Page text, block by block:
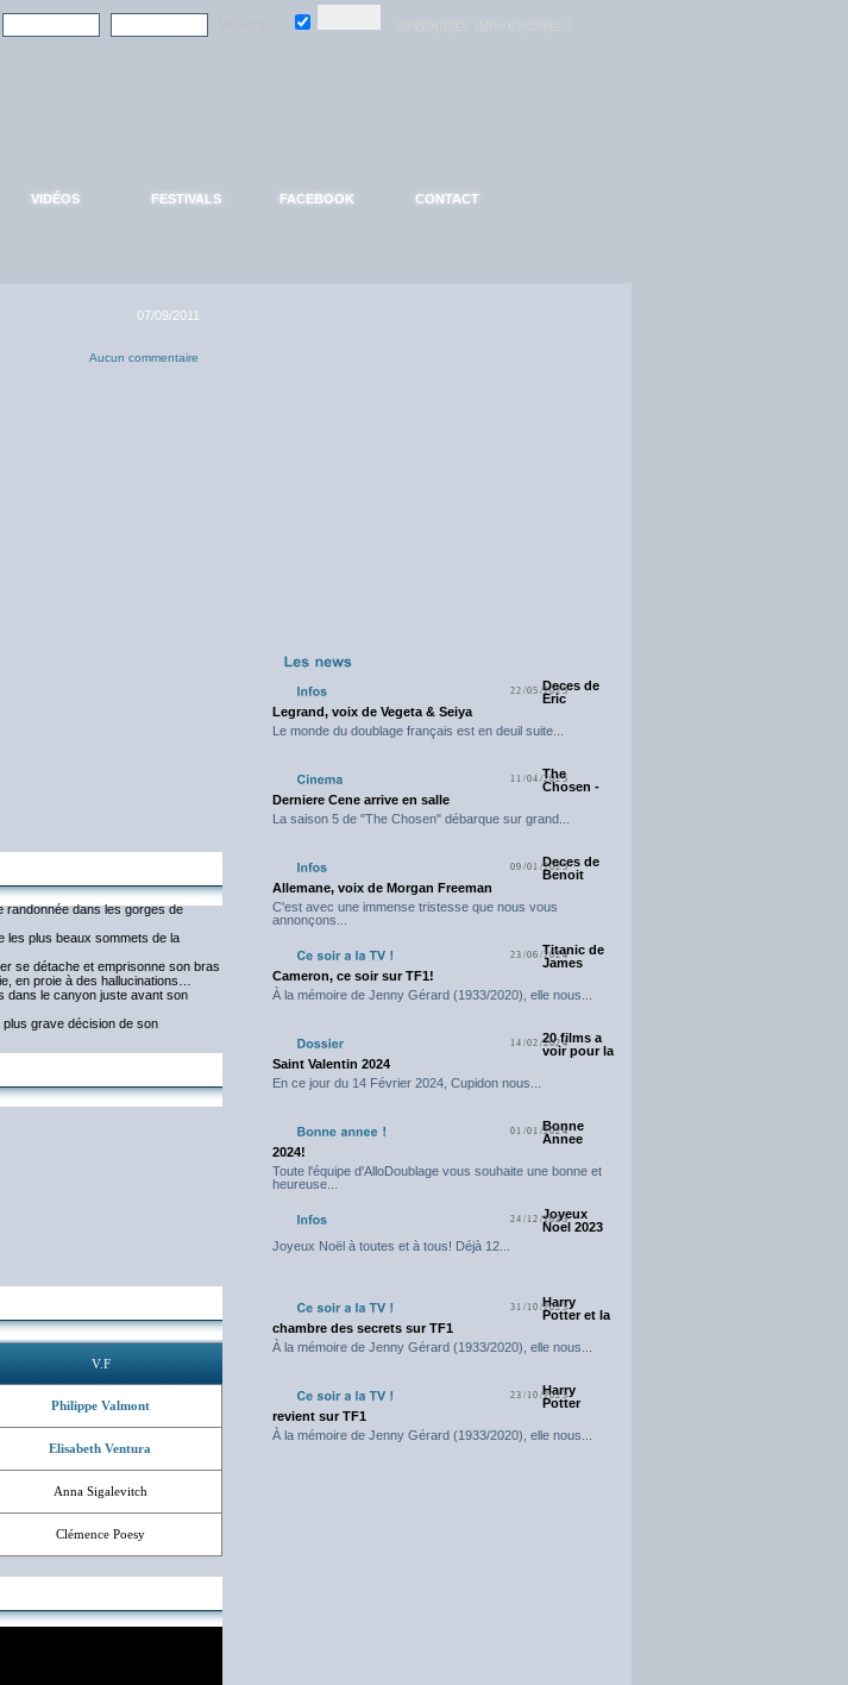
VIDÉOS FESTIVALS FACEBOOK CONTACT
07/09/2011
Aucun commentaire
randonnée dans les gorges de
les plus beaux sommets de la
se détache et emprisonne son bras
en proie à des hallucinations…
dans le canyon juste avant son
grave décision de son
V.F
Philippe Valmont
Elisabeth Ventura
Anna Sigalevitch
Clémence Poesy
22/05/2025Deces de
Eric
Legrand, voix de Vegeta & Seiya
Le monde du doublage français est en deuil suite...
11/04/2025
The
Chosen -
Derniere Cene arrive en salle
La saison 5 de "The Chosen" débarque sur grand...
09/01/2025Deces de
Benoit
Allemane, voix de Morgan Freeman
C'est avec une immense tristesse que nous vous
annonçons...
23/06/2024Titanic de
James
Cameron, ce soir sur TF1!
À la mémoire de Jenny Gérard (1933/2020), elle nous...
14/02/202420 films a
voir pour la
Saint Valentin 2024
En ce jour du 14 Février 2024, Cupidon nous...
01/01/2024
Bonne
Annee
2024!
Toute l'équipe d'AlloDoublage vous souhaite une bonne et
heureuse...
24/12/2023
Joyeux
Noel 2023
Joyeux Noël à toutes et à tous! Déjà 12...
31/10/2023
Harry
Potter et la
chambre des secrets sur TF1
À la mémoire de Jenny Gérard (1933/2020), elle nous...
23/10/2023
Harry
Potter
revient sur TF1
À la mémoire de Jenny Gérard (1933/2020), elle nous...